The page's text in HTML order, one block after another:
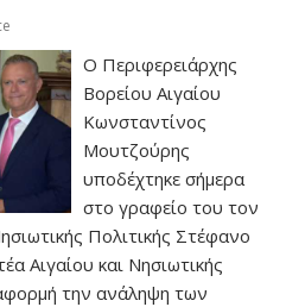
Ο Περιφερειάρχης
Βορείου Αιγαίου
Κωνσταντίνος
Μουτζούρης
υποδέχτηκε σήμερα
στο γραφείο του τον
Πολιτικής Στέφανο
Αιγαίου και Νησιωτικής
την ανάληψη των